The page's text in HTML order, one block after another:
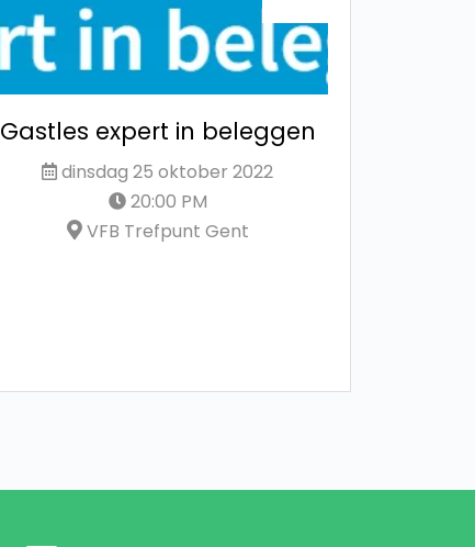
Gastles expert in beleggen
dinsdag 25 oktober 2022
20:00 PM
VFB Trefpunt Gent